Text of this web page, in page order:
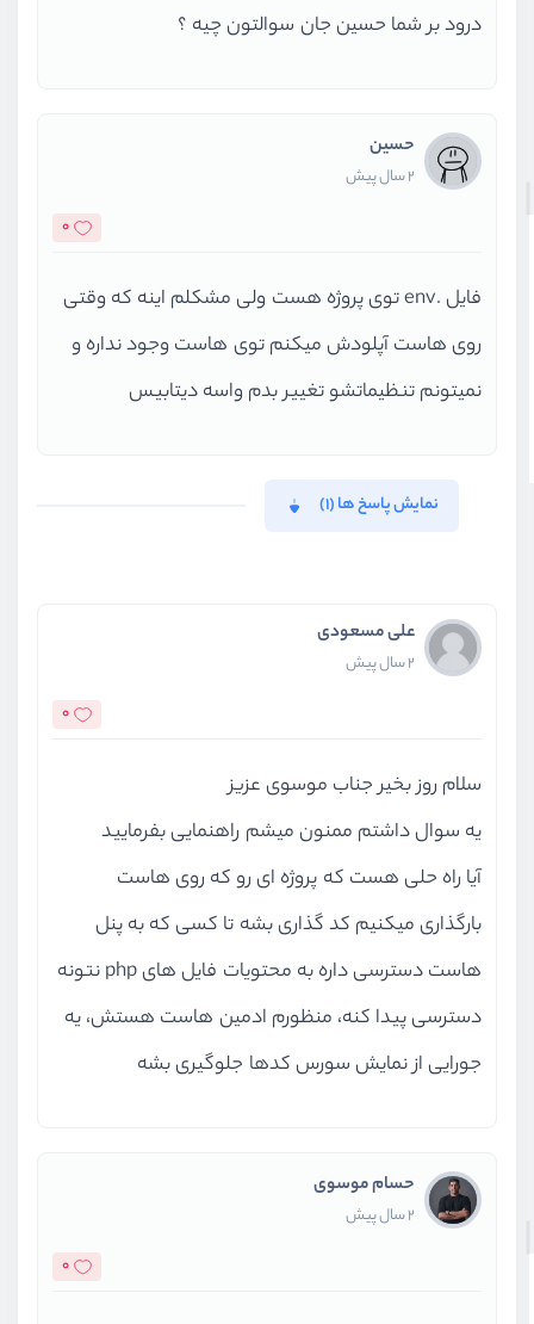
درود بر شما حسین جان سوالتون چیه ؟
حسین
2 سال پیش
0
فایل .env توی پروژه هست ولی مشکلم اینه که وقتی
روی هاست آپلودش میکنم توی هاست وجود نداره و
نمیتونم تنظیماتشو تغییر بدم واسه دیتابیس
نمایش پاسخ ها (1)
علی مسعودی
2 سال پیش
0
سلام روز بخیر جناب موسوی عزیز
یه سوال داشتم ممنون میشم راهنمایی بفرمایید
آیا راه حلی هست که پروژه ای رو که روی هاست
بارگذاری میکنیم کد گذاری بشه تا کسی که به پنل
هاست دسترسی داره به محتویات فایل های php نتونه
دسترسی پیدا کنه، منظورم ادمین هاست هستش، یه
جورایی از نمایش سورس کدها جلوگیری بشه
حسام موسوی
2 سال پیش
0